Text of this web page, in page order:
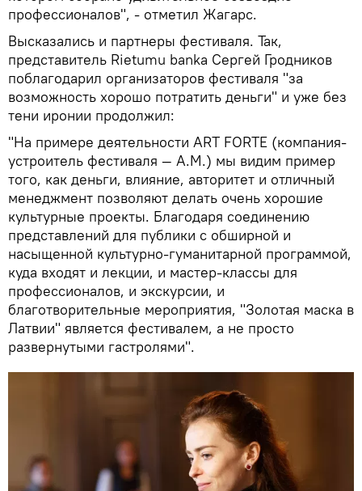
профессионалов", - отметил Жагарс.
Высказались и партнеры фестиваля. Так,
представитель Rietumu banka Сергей Гродников
поблагодарил организаторов фестиваля "за
возможность хорошо потратить деньги" и уже без
тени иронии продолжил:
"На примере деятельности ART FORTE (компания-
устроитель фестиваля — А.М.) мы видим пример
того, как деньги, влияние, авторитет и отличный
менеджмент позволяют делать очень хорошие
культурные проекты. Благодаря соединению
представлений для публики с обширной и
насыщенной культурно-гуманитарной программой,
куда входят и лекции, и мастер-классы для
профессионалов, и экскурсии, и
благотворительные мероприятия, "Золотая маска в
Латвии" является фестивалем, а не просто
развернутыми гастролями".